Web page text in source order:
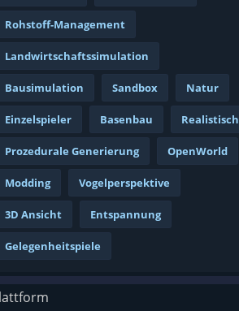
Rohstoff-Management
Landwirtschaftssimulation
Bausimulation Sandbox Natur
Einzelspieler Basenbau Realistisch
Prozedurale Generierung OpenWorld
Modding Vogelperspektive
3D Ansicht Entspannung
Gelegenheitspiele